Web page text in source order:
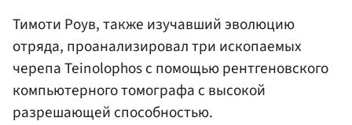
Тимоти Роув, также изучавший эволюцию
отряда, проанализировал три ископаемых
черепа Teinolophos с помощью рентгеновского
компьютерного томографа с высокой
разрешающей способностью.